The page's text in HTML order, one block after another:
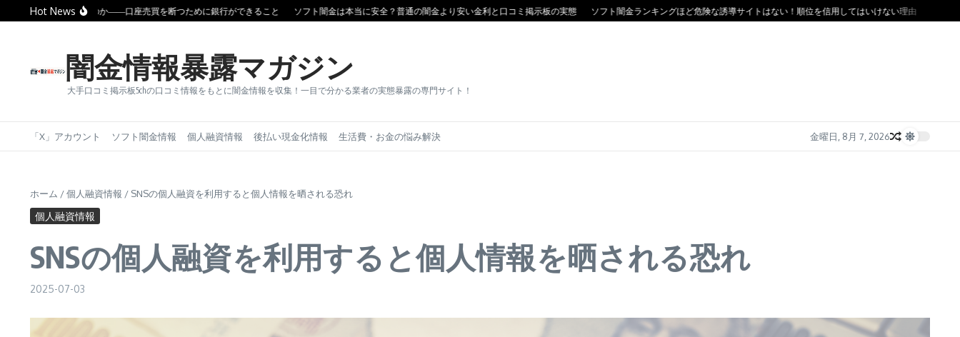
コンテンツへスキップ
Hot News
闇金は消えないのか――口座売買を断つために銀行ができること ソフト闇金は本当に安全？普通の闇金より安い金利と口コミ掲示板の実態 ソフト闇金ランキングほど危険な誘導サイトはない！順位を信用してはいけない理由 ソフト闇金の
闇金情報暴露マガジン
大手口コミ掲示板5chの口コミ情報をもとに闇金情報を収集！一目で分かる業者の実態暴露の専門サイト！
「X」アカウント ソフト闇金情報 個人融資情報 後払い現金化情報 生活費・お金の悩み解決 金曜日, 8月 7, 2026
ホーム /個人融資情報 / SNSの個人融資を利用すると個人情報を晒される恐れ
個人融資情報
SNSの個人融資を利用すると個人情報を晒される恐れ
2025-07-03